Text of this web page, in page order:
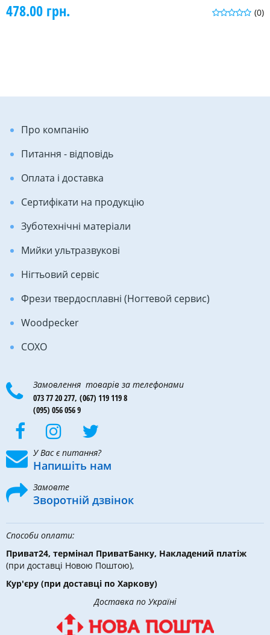
(0)
478.00 грн.
Про компанію
Питання - відповідь
Оплата і доставка
Сертифікати на продукцію
Зуботехнічні матеріали
Мийки ультразвукові
Нігтьовий сервіс
Фрези твердосплавні (Ногтевой сервис)
Woodpecker
COXO
Замовлення товарів за телефонами
073 77 20 277, (067) 119 119 8
(095) 056 056 9
У Вас є питання?
Напишіть нам
Замовте
Зворотній дзвінок
Способи оплати:
Приват24, термінал ПриватБанку, Накладений платіж
(при доставці Новою Поштою),
Кур'єру (при доставці по Харкову)
Доставка по Україні